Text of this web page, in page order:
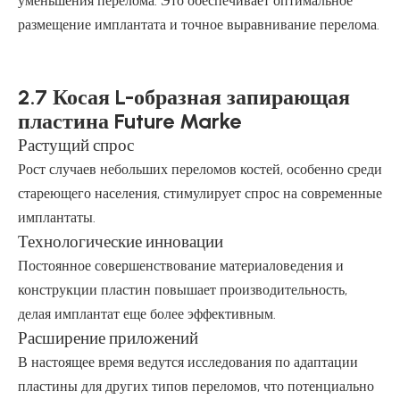
размещение имплантата и точное выравнивание перелома.
2.7 Косая L-образная запирающая
пластина Future Marke
Растущий спрос
Рост случаев небольших переломов костей, особенно среди
стареющего населения, стимулирует спрос на современные
имплантаты.
Технологические инновации
Постоянное совершенствование материаловедения и
конструкции пластин повышает производительность,
делая имплантат еще более эффективным.
Расширение приложений
В настоящее время ведутся исследования по адаптации
пластины для других типов переломов, что потенциально